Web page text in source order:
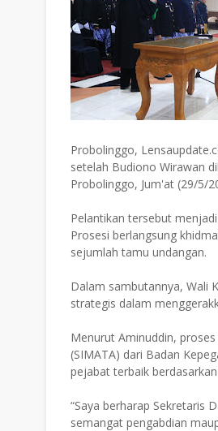
Probolinggo,
setelah Budiono Wirawan
Probolinggo, Jum'at (29/5/
Pelantikan tersebut
Prosesi berlangsung
sejumlah tamu undangan.
Dalam sambutannya, Wali
strategis dalam
Menurut Aminuddin,
(SIMATA) dari Badan
pejabat terbaik
“Saya berharap Sekretaris
semangat pengabdian